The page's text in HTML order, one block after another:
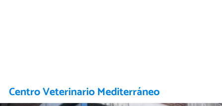
Centro Veterinario Mediterráneo